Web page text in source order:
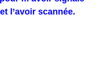
l’avoir scannée.